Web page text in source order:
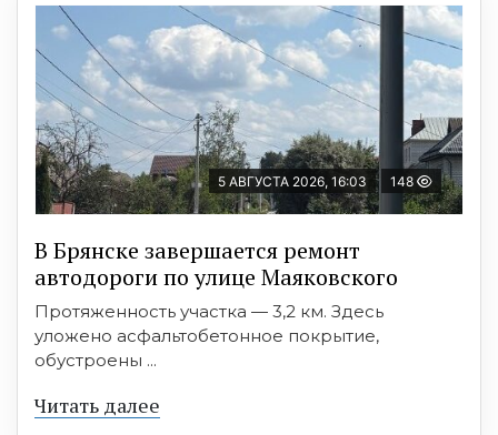
5 АВГУСТА 2026, 16:03 148
В Брянске завершается ремонт
автодороги по улице Маяковского
Протяженность участка — 3,2 км. Здесь
уложено асфальтобетонное покрытие,
обустроены ...
Читать далее